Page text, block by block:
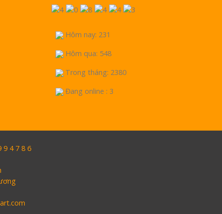
Hôm nay: 231
Hôm qua: 548
Trong tháng: 2380
Đang online : 3
9 4 7 8 6